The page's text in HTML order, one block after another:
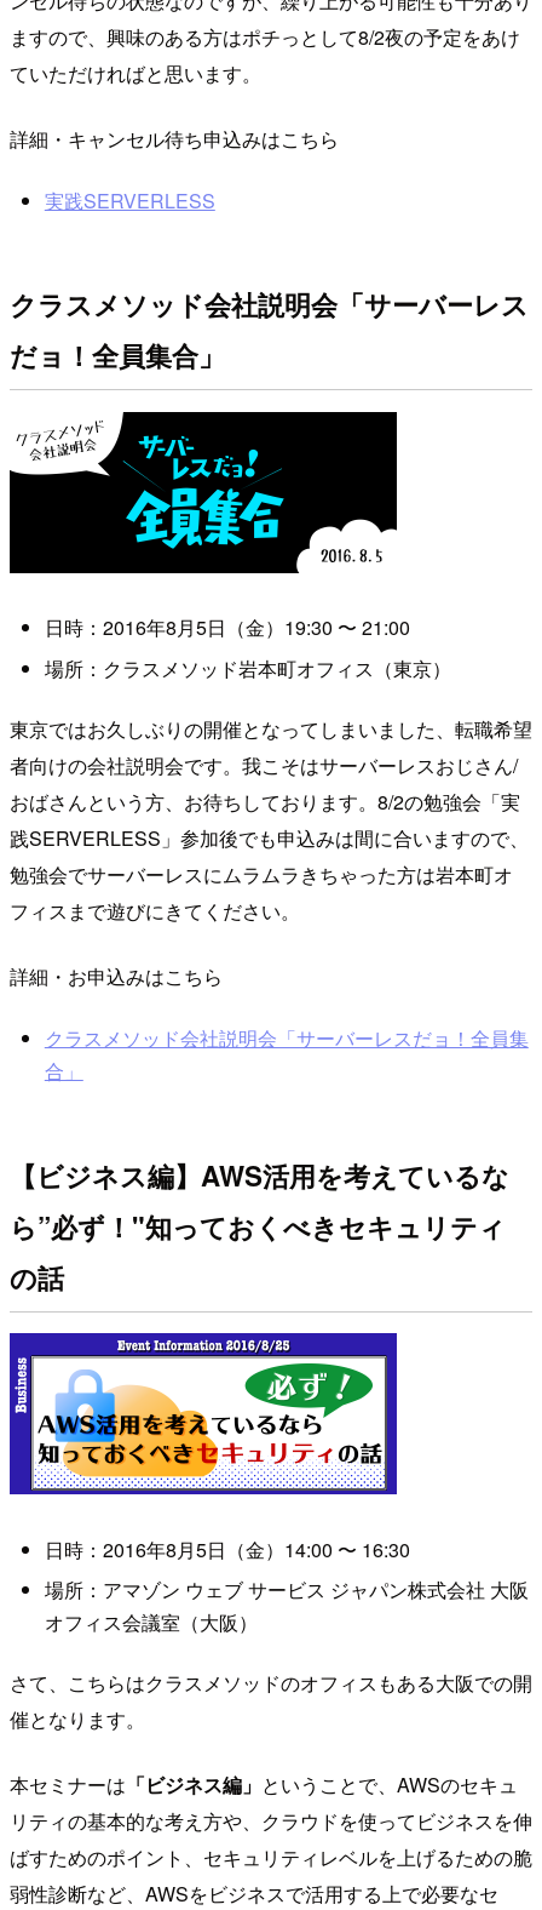
ますので、興味のある方はポチっとして8/2夜の予定をあけ
ていただければと思います。
詳細・キャンセル待ち申込みはこちら
実践SERVERLESS
クラスメソッド会社説明会「サーバーレス
だョ！全員集合」
日時：2016年8月5日（金） 19:30 〜 21:00
場所：クラスメソッド岩本町オフィス（東京）
東京ではお久しぶりの開催となってしまいました、転職希望
者向けの会社説明会です。我こそはサーバーレスおじさん/
おばさんという方、お待ちしております。8/2の勉強会「実
践SERVERLESS」参加後でも申込みは間に合いますので、
勉強会でサーバーレスにムラムラきちゃった方は岩本町オ
フィスまで遊びにきてください。
詳細・お申込みはこちら
クラスメソッド会社説明会「サーバーレスだョ！全員集
合」
【ビジネス編】AWS活用を考えているな
ら”必ず！"知っておくべきセキュリティ
の話
日時：2016年8月5日（金） 14:00 〜 16:30
場所：アマゾン ウェブ サービス ジャパン株式会社 大阪
オフィス会議室（大阪）
さて、こちらはクラスメソッドのオフィスもある大阪での開
催となります。
本セミナーは 「ビジネス編」 ということで、AWSのセキュ
リティの基本的な考え方や、クラウドを使ってビジネスを伸
ばすためのポイント、セキュリティレベルを上げるための脆
弱性診断など、AWSをビジネスで活用する上で必要なセ